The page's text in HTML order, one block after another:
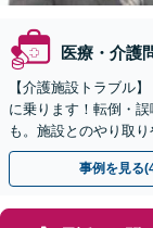
医療・介護
【介護施設トラブル
に乗ります！転倒・
も。施設とのやり取
可】【夜間・休日面
事例を見る